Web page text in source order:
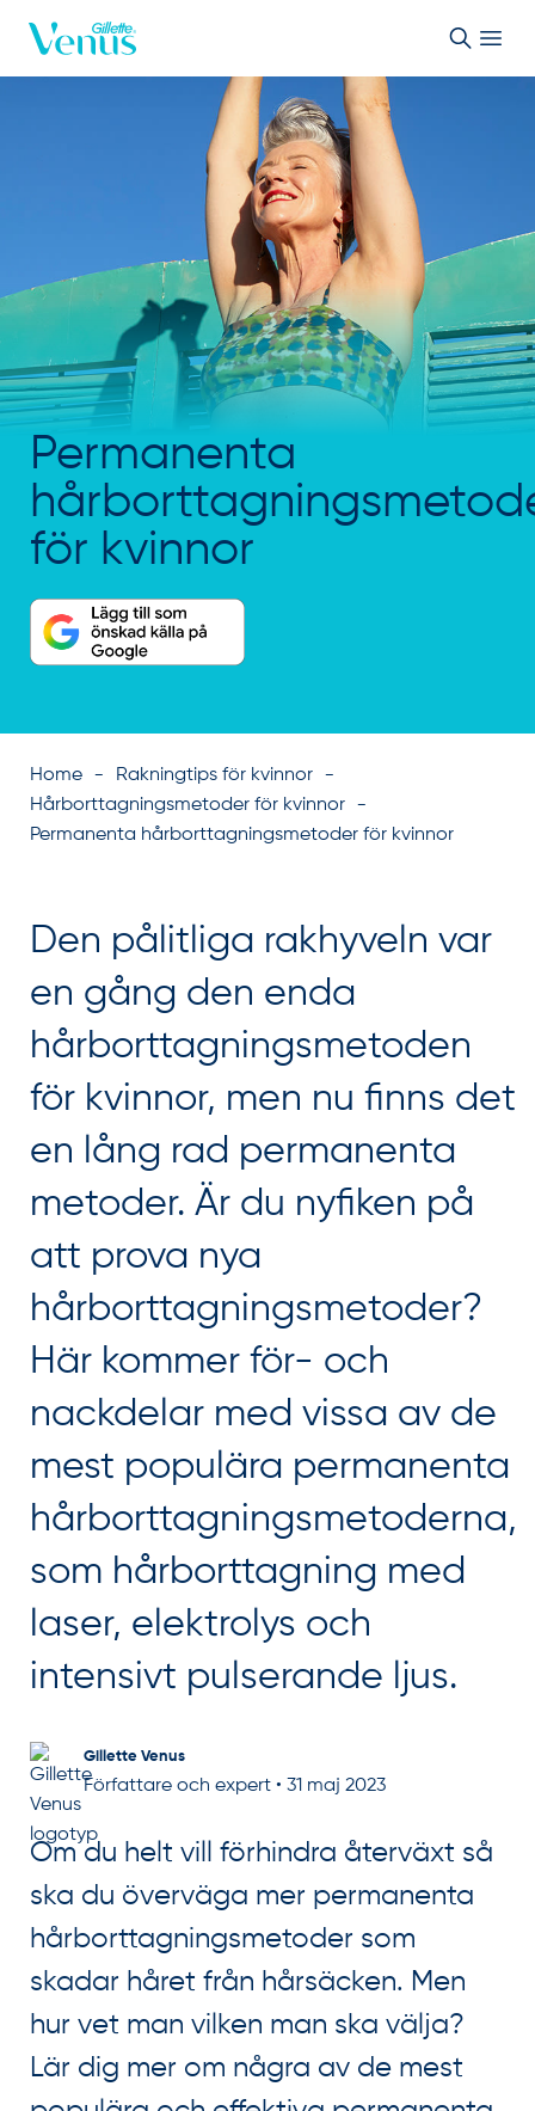
Permanenta
för kvinnor
Home
Rakningtips för kvinnor
Hårborttagningsmetoder för kvinnor
Permanenta hårborttagningsmetoder för kvinnor
Gillette Venus
Författare och expert • 31 maj 2023
Den pålitliga rakhyveln var
en gång den enda
hårborttagningsmetoden
för kvinnor, men nu finns det
en lång rad permanenta
metoder. Är du nyfiken på
att prova nya
hårborttagningsmetoder?
Här kommer för- och
nackdelar med vissa av de
mest populära permanenta
hårborttagningsmetoderna,
som hårborttagning med
laser, elektrolys och
intensivt pulserande ljus.
Om du helt vill förhindra återväxt så
ska du överväga mer permanenta
hårborttagningsmetoder som
skadar håret från hårsäcken. Men
hur vet man vilken man ska välja?
Lär dig mer om några av de mest